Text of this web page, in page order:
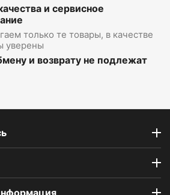
и сервисное
только те товары, в качестве
уверены
и возврату не подлежат